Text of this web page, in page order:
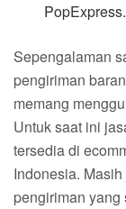
PopExpress.
Sepengalaman
pengiriman
memang
Untuk saat ini
tersedia di
Indonesia.
pengiriman